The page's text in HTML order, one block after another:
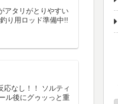
アタリがとりやすい
り用ロッド準備中!!
応なし！！ ソルティ
ル後にグゥッっと重